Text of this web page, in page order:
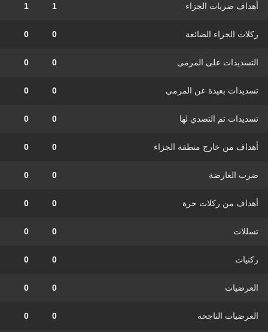
أهداف ضربات الجزاء 1
1
ركلات الجزاء الضائعة 0
0
التسديدات على المرمى 0
0
تسديدات بعيدة عن المرمى 0
0
تسديدات تم التصدي لها 0
0
أهداف من خارج منطقة الجزاء 0
0
ضرب العارضة 0
0
أهداف من ركلات حرة 0
0
تسللات 0
0
ركنيات 0
0
العرضيات 0
0
العرضيات الناجحة 0
0